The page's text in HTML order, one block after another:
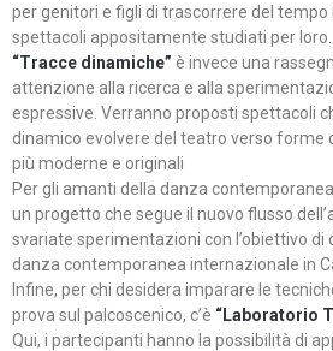
per genitori e figli di trascorrere del
spettacoli appositamente studiati per loro.
“Tracce dinamiche” è invece una
attenzione alla ricerca e alla
espressive. Verranno proposti spettacoli
dinamico evolvere del teatro verso forme
più moderne e originali
Per gli amanti della danza
un progetto che segue il nuovo flusso
svariate sperimentazioni con l’obiettivo di
danza contemporanea internazionale in
Infine, per chi desidera imparare le
prova sul palcoscenico, c’è “Laboratorio
Qui, i partecipanti hanno la possibilità di